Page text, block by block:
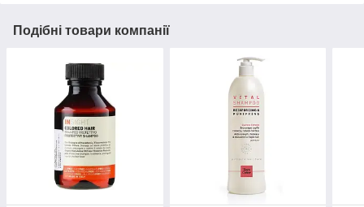
Подібні товари компанії